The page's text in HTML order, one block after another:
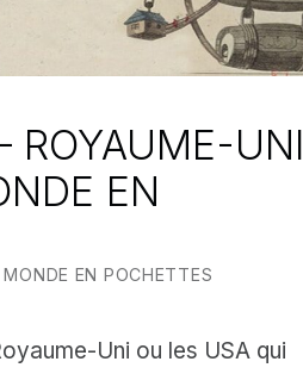
ROYAUME-UNI
EN
EN POCHETTES
Uni ou les USA qui